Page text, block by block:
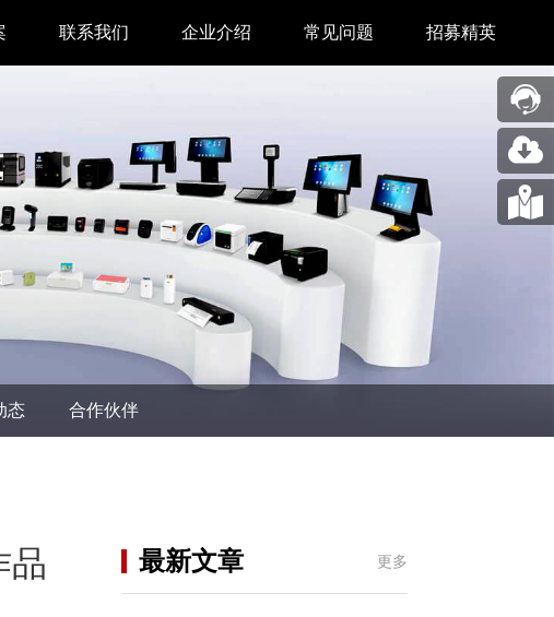
联系我们
业务合作
回收再利用服务
问题反馈&建议
企业介绍
关于我们
图片展示
合作伙伴
汉印人文
公司动态
3D打印
常见问题 招募精英
态 合作伙伴
品
最新文章 更多